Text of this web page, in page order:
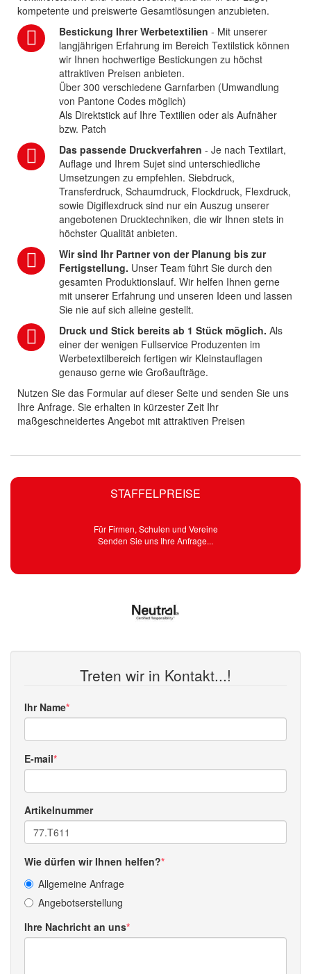
STAFFELPREISE
Für Firmen, Schulen und Vereine
Senden Sie uns Ihre Anfrage...
Treten wir in Kontakt...!
Ihr Name
E-mail
Artikelnummer
Wie dürfen wir Ihnen helfen?
Allgemeine Anfrage
Angebotserstellung
Ihre Nachricht an uns
kompetente und preiswerte Gesamtlösungen anzubieten.
Bestickung Ihrer Werbetextilien - Mit unserer
langjährigen Erfahrung im Bereich Textilstick können
wir Ihnen hochwertige Bestickungen zu höchst
attraktiven Preisen anbieten.
Über 300 verschiedene Garnfarben (Umwandlung
von Pantone Codes möglich)
Als Direktstick auf Ihre Textilien oder als Aufnäher
bzw. Patch
Das passende Druckverfahren - Je nach Textilart,
Auflage und Ihrem Sujet sind unterschiedliche
Umsetzungen zu empfehlen. Siebdruck,
Transferdruck, Schaumdruck, Flockdruck, Flexdruck,
sowie Digiflexdruck sind nur ein Auszug unserer
angebotenen Drucktechniken, die wir Ihnen stets in
höchster Qualität anbieten.
Wir sind Ihr Partner von der Planung bis zur
Fertigstellung. Unser Team führt Sie durch den
gesamten Produktionslauf. Wir helfen Ihnen gerne
mit unserer Erfahrung und unseren Ideen und lassen
Sie nie auf sich alleine gestellt.
Druck und Stick bereits ab 1 Stück möglich. Als
einer der wenigen Fullservice Produzenten im
Werbetextilbereich fertigen wir Kleinstauflagen
genauso gerne wie Großaufträge.
Nutzen Sie das Formular auf dieser Seite und senden Sie uns
Ihre Anfrage. Sie erhalten in kürzester Zeit Ihr
maßgeschneidertes Angebot mit attraktiven Preisen